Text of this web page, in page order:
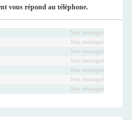
be
ram
vous répond au téléphone.
Non renseigné
Non renseigné
Non renseigné
Non renseigné
Non renseigné
Non renseigné
Non renseigné